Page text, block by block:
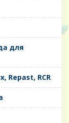
для
Repast, RCR